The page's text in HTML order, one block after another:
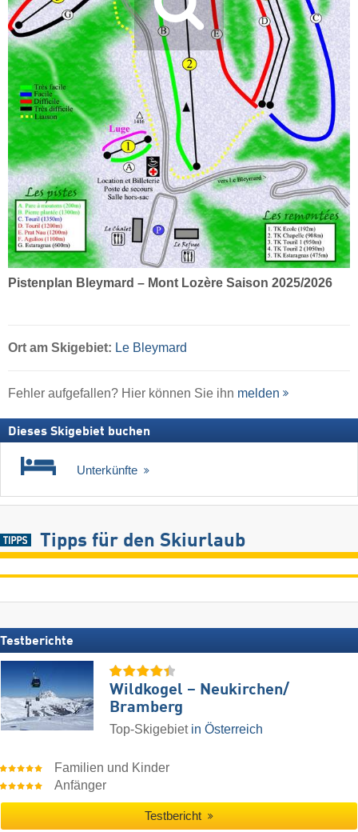
Pistenplan Bleymard – Mont Lozère Saison 2025/2026
Ort am Skigebiet: Le Bleymard
Fehler aufgefallen? Hier können Sie ihn melden
Dieses Skigebiet buchen
Unterkünfte
Tipps für den Skiurlaub
Testberichte
Wildkogel – Neukirchen/​
Bramberg
Top-Skigebiet in Österreich
Familien und Kinder
Anfänger
Testbericht